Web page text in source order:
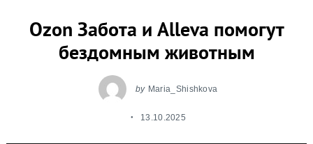
Ozon Забота и Alleva помогут
бездомным животным
by Maria_Shishkova
13.10.2025